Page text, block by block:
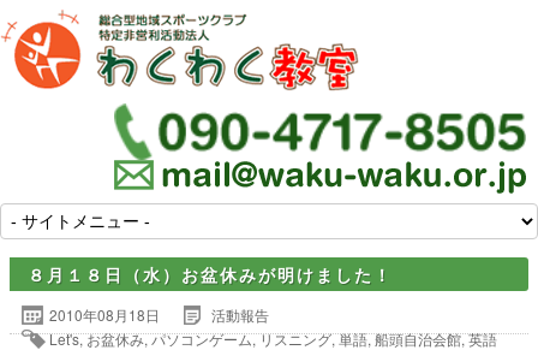
８月１８日（水）お盆休みが明けました！
2010年08月18日
活動報告
Let's,お盆休み,パソコンゲーム,リスニング,単語,船頭自治会館,英語